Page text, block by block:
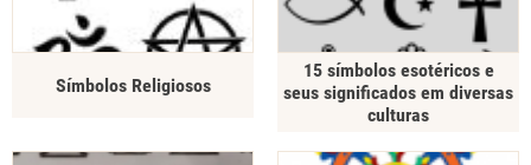
Símbolos Religiosos
15 símbolos esotéricos e
seus significados em diversas
culturas